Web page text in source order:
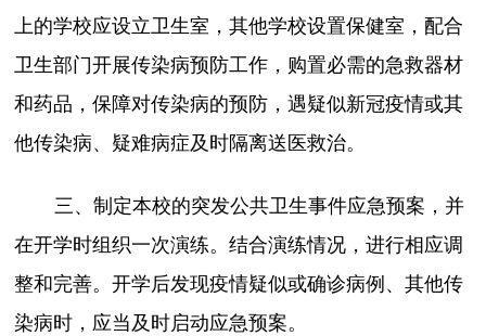
上的学校应设立卫生室，其他学校设置保健室，配合
卫生部门开展传染病预防工作，购置必需的急救器材
和药品，保障对传染病的预防，遇疑似新冠疫情或其
他传染病、疑难病症及时隔离送医救治。
三、制定本校的突发公共卫生事件应急预案，并
在开学时组织一次演练。结合演练情况，进行相应调
整和完善。开学后发现疫情疑似或确诊病例、其他传
染病时，应当及时启动应急预案。